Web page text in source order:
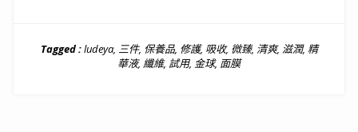
Tagged :ludeya, 三件, 保養品, 修護, 吸收, 微臻, 清爽, 滋潤, 精
華液, 纖維, 試用, 金球, 面膜